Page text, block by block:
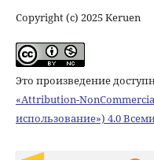
Copyright (c) 2025 Keruen
Это произведение
«Attribution-
использование») 4.0